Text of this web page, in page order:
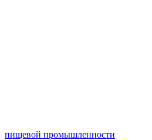
пищевой промышленности